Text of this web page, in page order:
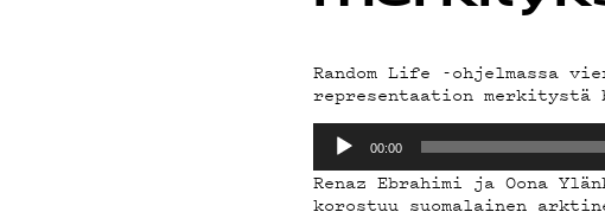
PODCAST
Random Life -ohjelmassa
representaation merkitystä
Äänitoistin
00:00
Renaz Ebrahimi ja Oona
korostuu suomalainen